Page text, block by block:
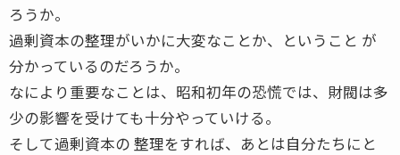
ろうか。
過剰資本の整理がいかに大変なことか、ということ が
分かっているのだろうか。
なにより重要なことは、昭和初年の恐慌では、財閥は多
少の影響を受けても十分やっていける。
そして過剰資本の 整理をすれば、あとは自分たちにと